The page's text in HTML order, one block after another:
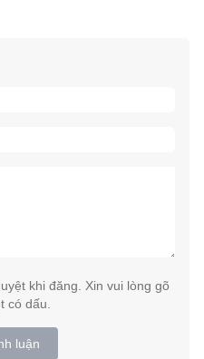
khi đăng. Xin vui lòng gõ
có dấu.
luận